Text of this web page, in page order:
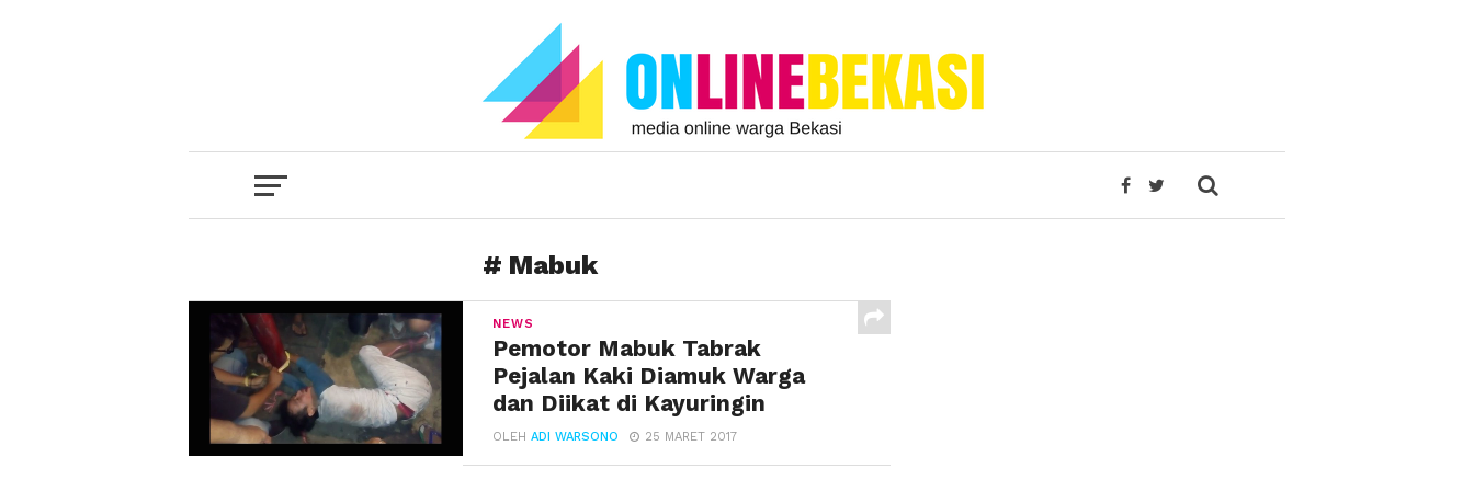
# Mabuk
NEWS
Pemotor Mabuk Tabrak
Pejalan Kaki Diamuk Warga
dan Diikat di Kayuringin
OLEHADI WARSONO 25 MARET 2017